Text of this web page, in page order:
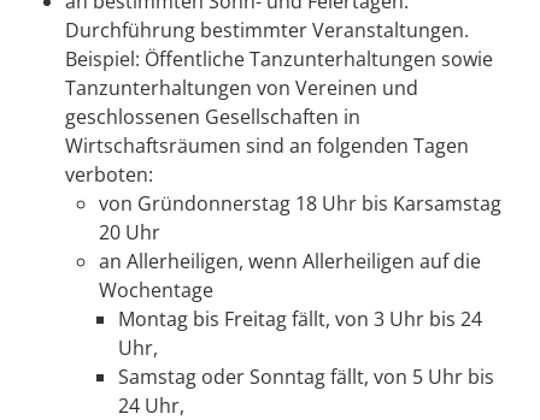
Durchführung bestimmter Veranstaltungen.
Beispiel: Öffentliche Tanzunterhaltungen sowie
Tanzunterhaltungen von Vereinen und
geschlossenen Gesellschaften in
Wirtschaftsräumen sind an folgenden Tagen
verboten:
von Gründonnerstag 18 Uhr bis Karsamstag
20 Uhr
an Allerheiligen, wenn Allerheiligen auf die
Wochentage
Montag bis Freitag fällt, von 3 Uhr bis 24
Uhr,
Samstag oder Sonntag fällt, von 5 Uhr bis
24 Uhr,